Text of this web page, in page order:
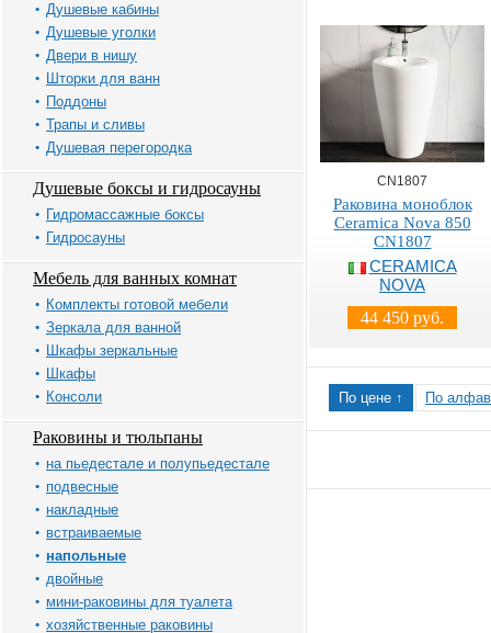
Душевые кабины
Душевые уголки
Двери в нишу
Шторки для ванн
Поддоны
Трапы и сливы
Душевая перегородка
Душевые боксы и гидросауны
Гидромассажные боксы
Гидросауны
Мебель для ванных комнат
Комплекты готовой мебели
Зеркала для ванной
Шкафы зеркальные
Шкафы
Консоли
Раковины и тюльпаны
на пьедестале и полупьедестале
подвесные
накладные
встраиваемые
напольные
двойные
мини-раковины для туалета
хозяйственные раковины
CN1807
Раковина моноблок
Ceramica Nova 850
CN1807
CERAMICA
NOVA
44 450 руб.
По цене ↑ По